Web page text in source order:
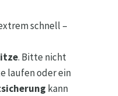
schnell –
. Bitte nicht
laufen oder ein
kann